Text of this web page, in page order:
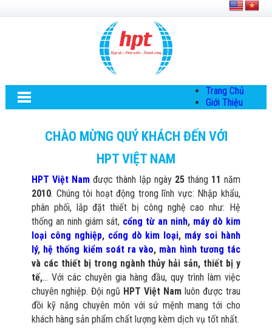
Trang Chủ
Giới Thiệu
Hội Đồng Quản
Chính Sách Bảo
Mật Thông Tin
Chiến Lược
Phát Triển
Thông Tin
Chuyển Khoản
Giải Pháp
Giải Pháp Thiết
Bị Ngành Thủy
Sản - Đông
Lạnh
Giải Pháp Thiết
Bị Ngành Thực
CHÀO MỪNG QUÝ KHÁCH ĐẾN VỚI
HPT VIỆT NAM
HPT Việt Nam được thành lập ngày 25tháng 11 năm
2010. Chúng tôi hoạt động trong lĩnh vực: Nhập khẩu,
phân phối, lắp đặt thiết bị công nghệ cao như: Hệ
thống an ninh giám sát, cổng từ an ninh, máy dò kim
loại công nghiệp, cổng dò kim loại, máy soi hành
lý, hệ thống kiểm soát ra vào, màn hình tương tác
và các thiết bị trong ngành thủy hải sản, thiết bị y
tế,… Với các chuyên gia hàng đầu, quy trình làm việc
chuyên nghiệp. Đội ngũ HPT Việt Nam luôn được trau
đồi kỹ năng chuyên môn với sứ mệnh mang tới cho
khách hàng sản phẩm chất lượng kèm dịch vụ tốt nhất.